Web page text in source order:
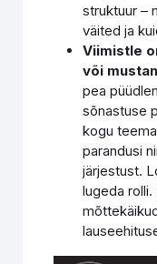
struktuur –
väited ja
Viimistle
või
pea
sõnastuse
kogu
parandusi
järjestust.
lugeda rolli.